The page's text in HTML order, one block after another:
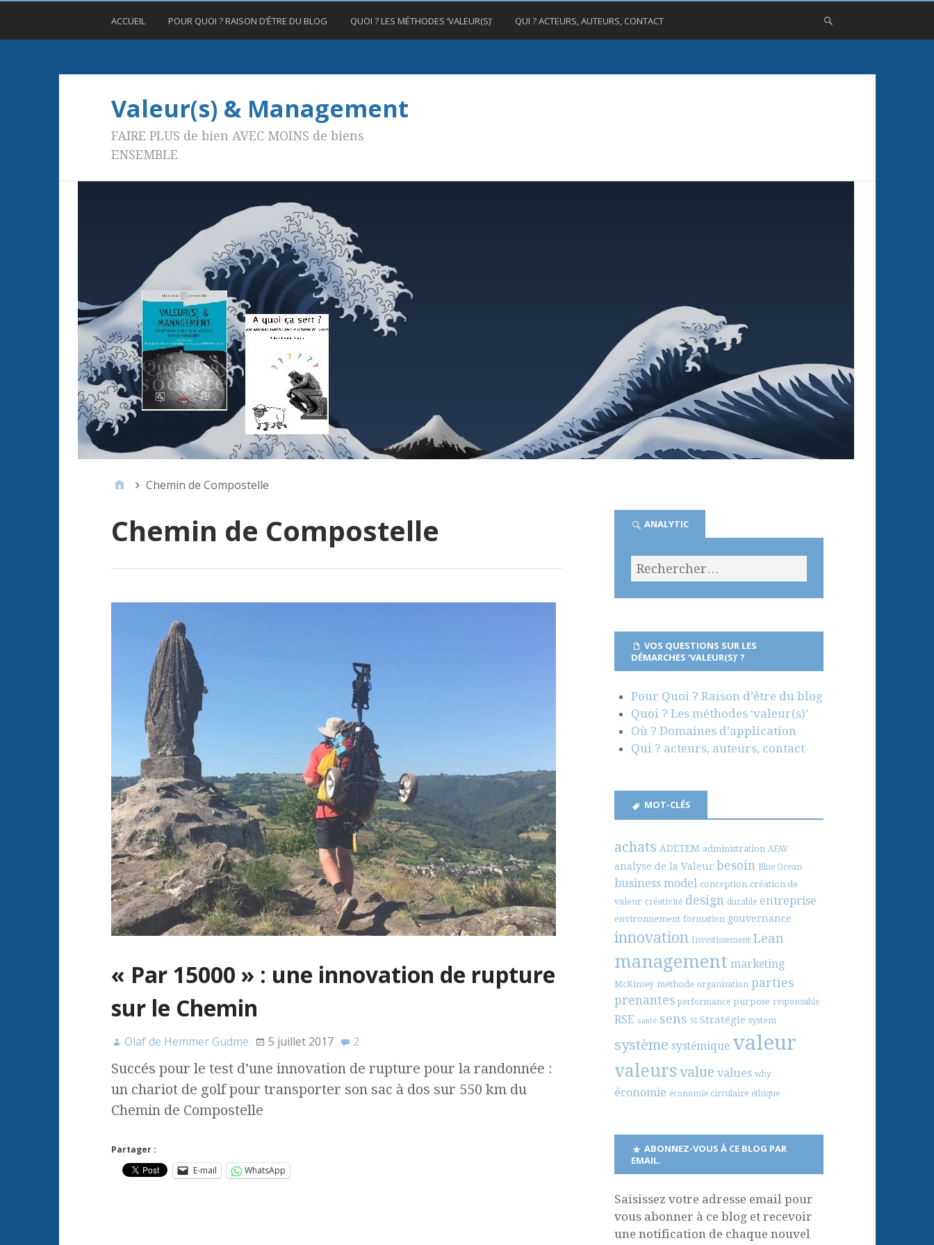
ACCUEIL POUR QUOI ? RAISON D’ÊTRE DU BLOG QUOI ? LES MÉTHODES ‘VALEUR(S)’ QUI ? ACTEURS, AUTEURS, CONTACT
Valeur(s) & Management
FAIRE PLUS de bien AVEC MOINS de biens
ENSEMBLE
Chemin de Compostelle
Chemin de Compostelle
« Par 15000 » : une innovation de rupture
sur le Chemin
Olaf de Hemmer Gudme 5 juillet 2017 2
Succés pour le test d’une innovation de rupture pour la randonnée :
un chariot de golf pour transporter son sac à dos sur 550 km du
Chemin de Compostelle
Partager :
E-mail
WhatsApp
ANALYTIC
VOS QUESTIONS SUR LES
DÉMARCHES ‘VALEUR(S)’ ?
Pour Quoi ? Raison d’être du blog
Quoi ? Les méthodes ‘valeur(s)’
Où ? Domaines d’application
Qui ? acteurs, auteurs, contact
MOT-CLÉS
achats ADETEM administration AFAV
analyse de la Valeur besoin Blue Ocean
business model conception création de
valeur créativité design durable entreprise
environnement formation gouvernance
innovation Investissement Lean
management marketing
McKinsey méthode organisation parties
prenantes performance purpose responsable
RSE santé sens SI Stratégie system
système systémique valeur
valeursvalue values why
économie économie circulaire éthique
ABONNEZ-VOUS À CE BLOG PAR
EMAIL.
Saisissez votre adresse email pour
vous abonner à ce blog et recevoir
une notification de chaque nouvel